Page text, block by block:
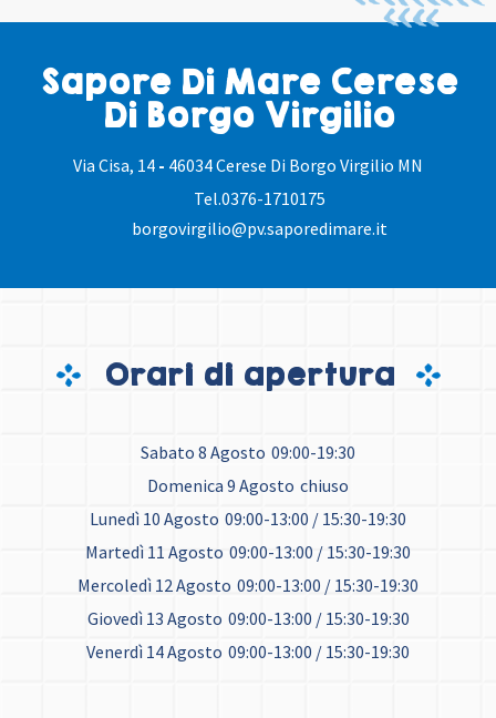
Sapore Di Mare Cerese
Di Borgo Virgilio
Via Cisa, 14 - 46034 Cerese Di Borgo Virgilio MN
Tel.0376-1710175
borgovirgilio@pv.saporedimare.it
Orari di apertura
Sabato 8 Agosto 09:00-19:30
Domenica 9 Agosto chiuso
Lunedì 10 Agosto 09:00-13:00 / 15:30-19:30
Martedì 11 Agosto 09:00-13:00 / 15:30-19:30
Mercoledì 12 Agosto 09:00-13:00 / 15:30-19:30
Giovedì 13 Agosto 09:00-13:00 / 15:30-19:30
Venerdì 14 Agosto 09:00-13:00 / 15:30-19:30